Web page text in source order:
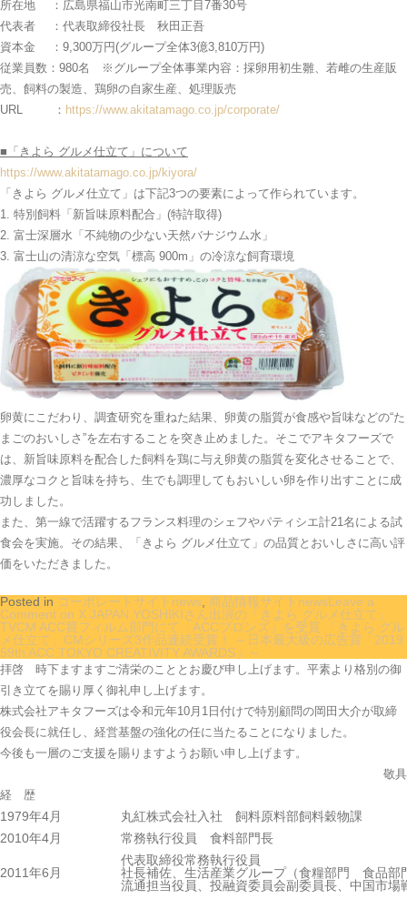
所在地 ：広島県福山市光南町三丁目7番30号
代表者 ：代表取締役社長 秋田正吾
資本金 ：9,300万円(グループ全体3億3,810万円)
従業員数：980名 ※グループ全体 事業内容：採卵用初生雛、若雌の生産販
売、飼料の製造、鶏卵の自家生産、処理販売
URL ： https://www.akitatamago.co.jp/corporate/
■「 きよら グルメ仕立て」について
https://www.akitatamago.co.jp/kiyora/
「きよら グルメ仕立て」は下記3つの要素によって作られています。
1. 特別飼料「新旨味原料配合」(特許取得)
2. 富士深層水「不純物の少ない天然バナジウム水」
3. 富士山の清涼な空気「標高 900m」の冷涼な飼育環境
卵黄にこだわり、調査研究を重ねた結果、卵黄の脂質が食感や旨味などの“た
まごのおいしさ”を左右することを突き止めました。そこでアキタフーズで
は、新旨味原料を配合した飼料を鶏に与え卵黄の脂質を変化させることで、
濃厚なコクと旨味を持ち、生でも調理してもおいしい卵を作り出すことに成
功しました。
また、第一線で活躍するフランス料理のシェフやパティシエ計21名による試
食会を実施。その結果、「きよら グルメ仕立て」の品質とおいしさに高い評
価をいただきました。
Posted in コーポレートサイトnews 商品情報サイトnewsLeave a
Comment on X JAPAN YOSHIKIさん出演の「きよら グルメ仕立て」
TVCM ACC賞フィルム部門にて「ACCブロンズ」を受賞 「きよら グル
メ仕立て」CMシリーズ3作品連続受賞！ ～日本最大級の広告賞「2019
59th ACC TOKYO CREATIVITY AWARDS」～
拝啓 時下ますますご清栄のこととお慶び申し上げます。平素より格別の御
引き立てを賜り厚く御礼申し上げます。
株式会社アキタフーズは令和元年10月1日付けで特別顧問の岡田大介が取締
役会長に就任し、経営基盤の強化の任に当たることになりました。
今後も一層のご支援を賜りますようお願い申し上げます。
敬具
経 歴
1979年4月
丸紅株式会社入社 飼料原料部飼料穀物課
2010年4月
常務執行役員 食料部門長
2011年6月
代表取締役常務執行役員
社長補佐、生活産業グループ（食糧部門 食品部
流通担当役員、投融資委員会副委員長、中国市場